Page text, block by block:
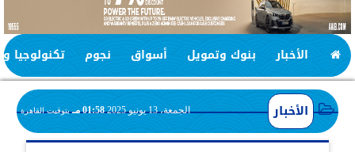
الأخبار بنوك وتمويل أسواق نجوم تكنولوجيا
الأخبار الجمعة، 13 يونيو 2025 01:58 مـ بتوقيت القاهرة